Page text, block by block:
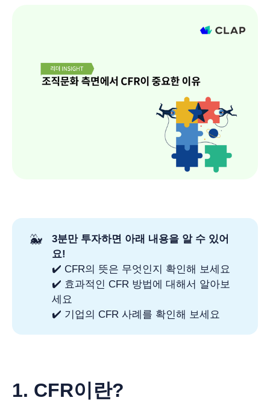
🐳
3분만 투자하면 아래 내용을 알 수 있어
요!
✔️ CFR의 뜻은 무엇인지 확인해 보세요
✔️ 효과적인 CFR 방법에 대해서 알아보
세요
✔️ 기업의 CFR 사례를 확인해 보세요
1. CFR이란?